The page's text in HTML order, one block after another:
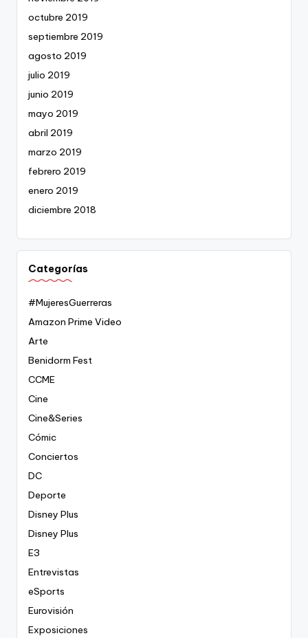
octubre 2019
septiembre 2019
agosto 2019
julio 2019
junio 2019
mayo 2019
abril 2019
marzo 2019
febrero 2019
enero 2019
diciembre 2018
Categorías
#MujeresGuerreras
Amazon Prime Video
Arte
Benidorm Fest
CCME
Cine
Cine&Series
Cómic
Conciertos
DC
Deporte
Disney Plus
Disney Plus
E3
Entrevistas
eSports
Eurovisión
Exposiciones